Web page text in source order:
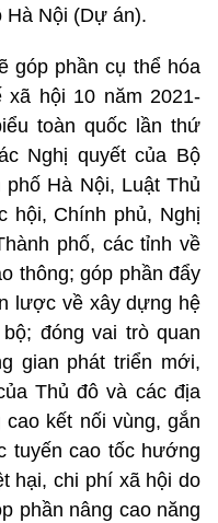
Hà Nội (Dự án).
góp phần cụ thể hóa
hội 10 năm 2021-
toàn quốc lần thứ
Nghị quyết của Bộ
Hà Nội, Luật Thủ
hội, Chính phủ, Nghị
phố, các tỉnh về
thông; góp phần đẩy
lược về xây dựng hệ
đóng vai trò quan
gian phát triển mới,
Thủ đô và các địa
kết nối vùng, gắn
tuyến cao tốc hướng
hại, chi phí xã hội do
phần nâng cao năng